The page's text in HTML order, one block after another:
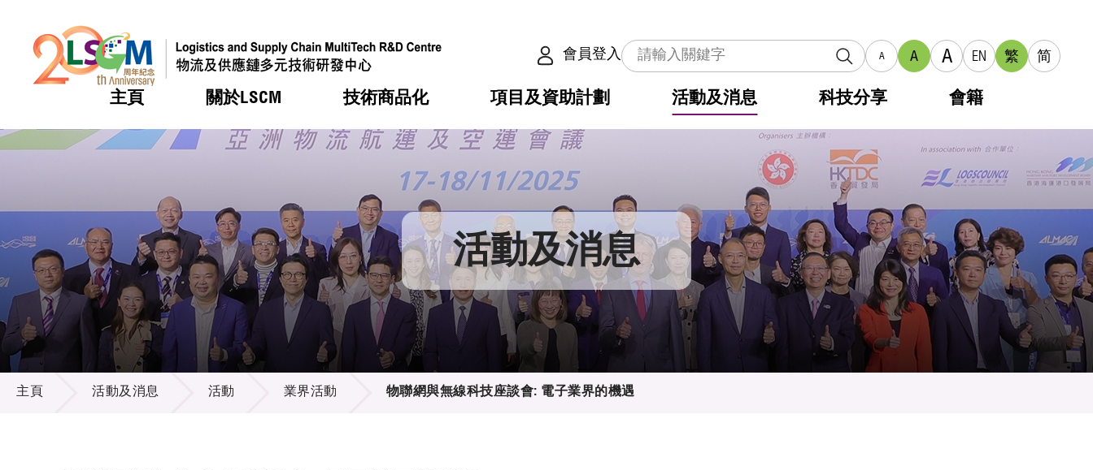
會員登入 A A A EN 繁 简
主頁 關於LSCM
熱門 機構簡介
組織架構
組織架構
董事局
研究顧問
招標通告
供應商登記
技術商品化
熱門 服務
可獲授權之技術
應用於公共服務之創新技術
重點項目
項目及資助計劃
熱門 合作計劃
資助計劃
資助計劃
稅務優惠
申請
評審
徵求研發項目計劃書
項目資料庫
活動及消息
熱門 活動
獎項
新聞中心
媒體報導
新聞稿
資訊中心
多媒體
出版刊物
科技分享 會籍
熱門 會籍及服務
會員列表
會員登入 活動及消息
活動及消息
主頁 活動及消息 活動 業界活動 物聯網與無線科技座談會: 電子業界的機遇